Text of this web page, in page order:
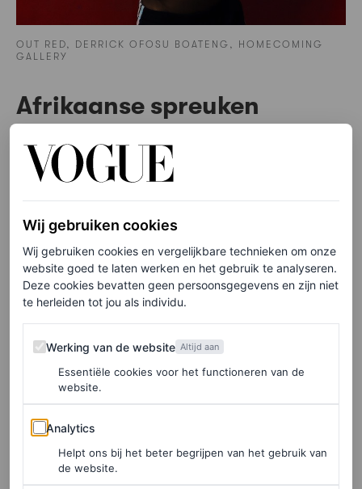
OUT RED, DERRICK OFOSU BOATENG, HOMECOMING
GALLERY
Afrikaanse spreuken
Veel beelden die Boateng maakt zijn geïnspireerd door
eeuwenoude Afrikaanse spreuken. “Het is interessant dat
deze levenslessen vandaag de dag nog steeds relevant
zijn”, vertelt hij. De fotograaf vertelt vol passie over een
spreuk die hem vaak inspireert:‘If you want to go fast,
go alone. If you want to go far, go together.’Dus: als
mensen samenwerken en elkaar steunen, bereiken ze veel
meer dan alleen. Het belang van samenwerking en
onderlinge afhankelijkheid is met name in Afrikaanse
culturen belangrijk bij het bereiken van succes en het
opbouwen van sterke relaties.
Instagram famous
Wij gebruiken cookies
Wij gebruiken cookies en vergelijkbare technieken om onze
website goed te laten werken en het gebruik te analyseren.
Deze cookies bevatten geen persoonsgegevens en zijn niet
te herleiden tot jou als individu.
Werking van de website
Werking van de website Altijd aan
Essentiële cookies voor het functioneren van de
website.
Analytics
Analytics
Helpt ons bij het beter begrijpen van het gebruik van
de website.